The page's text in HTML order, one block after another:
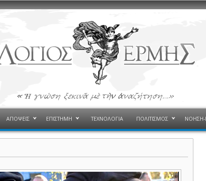
ΑΠΟΨΕΙΣ ΕΠΙΣΤΗΜΗ ΤΕΧΝΟΛΟΓΙΑ ΠΟΛΙΤΙΣΜΟΣ ΝΟΗΣΗ-